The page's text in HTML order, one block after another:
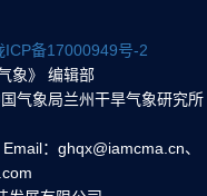
ICP备17000949号-2
象》 编辑部
气象局兰州干旱气象研究所
：ghqx@iamcma.cn、